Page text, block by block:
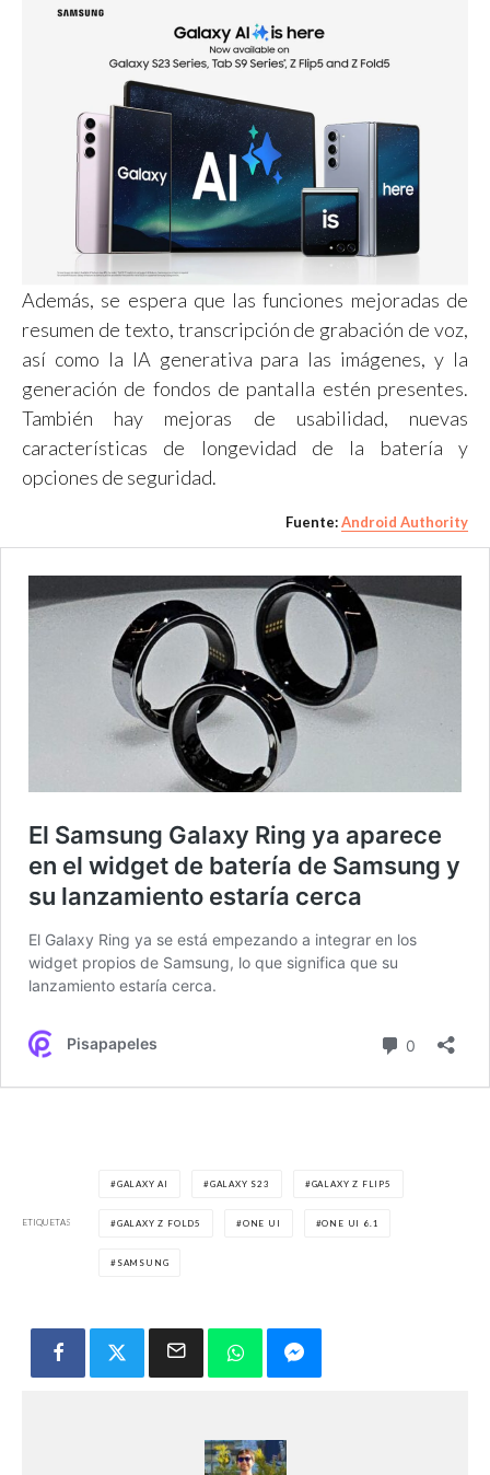
Además, se espera que las funciones mejoradas de
resumen de texto, transcripción de grabación de voz,
así como la IA generativa para las imágenes, y la
generación de fondos de pantalla estén presentes.
También hay mejoras de usabilidad, nuevas
características de longevidad de la batería y
opciones de seguridad.
Fuente:Android Authority
ETIQUETAS
GALAXY AI GALAXY S23 GALAXY Z FLIP5
GALAXY Z FOLD5 ONE UI ONE UI 6.1
SAMSUNG